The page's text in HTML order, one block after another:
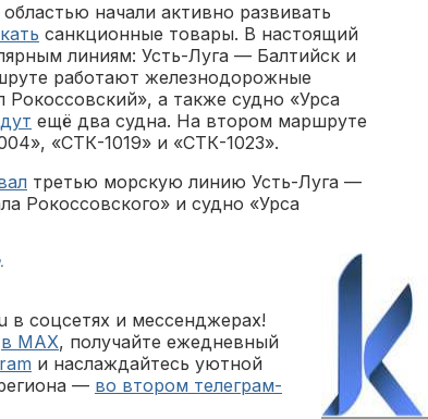
начали активно развивать
санкционные товары. В настоящий
линиям: Усть-Луга — Балтийск и
работают железнодорожные
а также судно «Урса
ещё два судна. На втором маршруте
«СТК-1019» и «СТК-1023».
третью морскую линию Усть-Луга —
Рокоссовского» и судно «Урса
.
в соцсетях и мессенджерах!
в MAX, получайте ежедневный
и наслаждайтесь уютной
— во втором телеграм-